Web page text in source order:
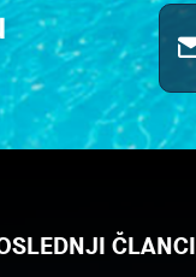
ČLANCI